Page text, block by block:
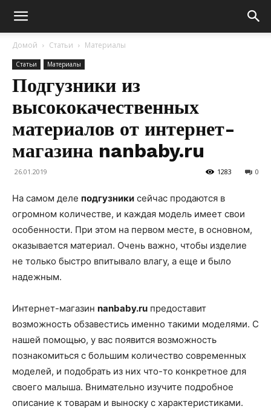
Домой Статьи Материалы
Статьи Материалы
Подгузники из
высококачественных
материалов от интернет-
магазина nanbaby.ru
26.01.2019 0
1283
На самом деле подгузники сейчас продаются в
огромном количестве, и каждая модель имеет свои
особенности. При этом на первом месте, в основном,
оказывается материал. Очень важно, чтобы изделие
не только быстро впитывало влагу, а еще и было
надежным.
Интернет-магазин nanbaby.ru предоставит
возможность обзавестись именно такими моделями. С
нашей помощью, у вас появится возможность
познакомиться с большим количество современных
моделей, и подобрать из них что-то конкретное для
своего малыша. Внимательно изучите подробное
описание к товарам и выноску с характеристиками.